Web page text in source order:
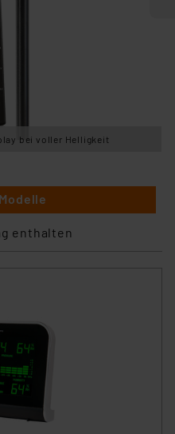
bei voller Helligkeit
enthalten